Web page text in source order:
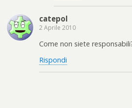
catepol
2 Aprile 2010
Come non siete
Rispondi